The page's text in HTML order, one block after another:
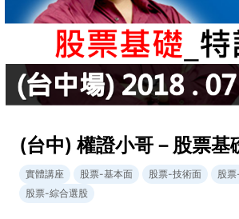
(台中) 權證小哥－股票基
實體講座 股票-基本面 股票-技術面
股
股票-綜合選股